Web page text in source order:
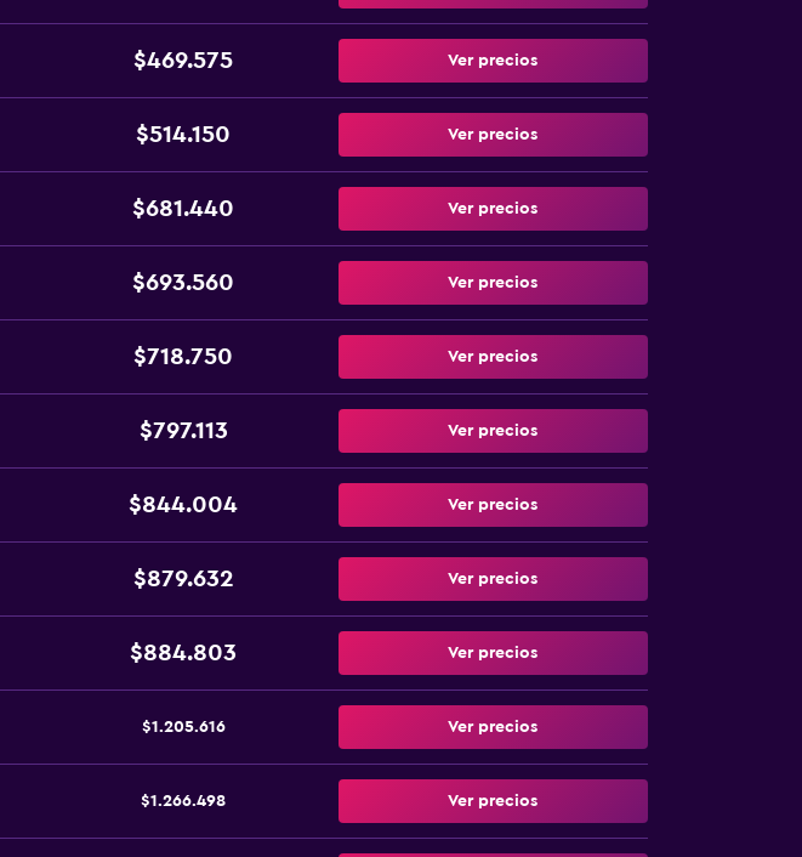
$469.575 Ver precios
$514.150 Ver precios
$681.440 Ver precios
$693.560 Ver precios
$718.750 Ver precios
$797.113 Ver precios
$844.004 Ver precios
$879.632 Ver precios
$884.803 Ver precios
$1.205.616 Ver precios
$1.266.498 Ver precios